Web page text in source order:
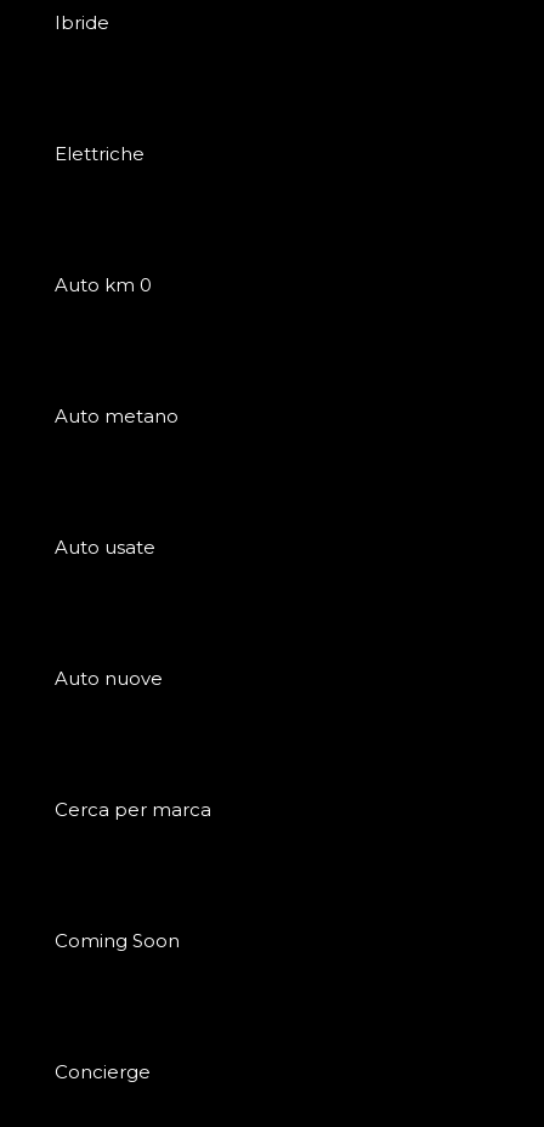
Ibride
Elettriche
Auto km 0
Auto metano
Auto usate
Auto nuove
Cerca per marca
Coming Soon
Concierge